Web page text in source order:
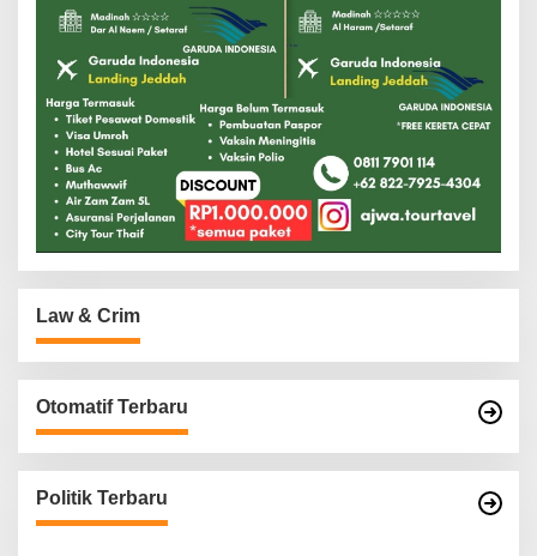
Law & Crim
Otomatif Terbaru
Politik Terbaru